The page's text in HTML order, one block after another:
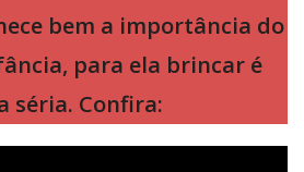
bem a importância do
para ela brincar é
séria. Confira: